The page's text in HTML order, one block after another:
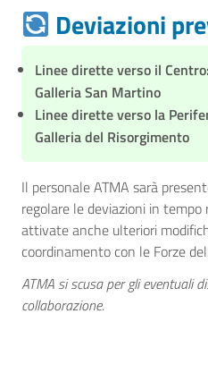
Deviazioni
Linee dirette verso il Centro:
Galleria San Martino
Linee dirette verso la
Galleria del Risorgimento
Il personale ATMA sarà
regolare le deviazioni in
attivate anche ulteriori
coordinamento con le Forze
ATMA si scusa per gli eventuali
collaborazione.